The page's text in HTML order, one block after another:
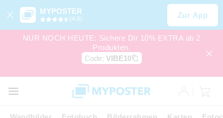
MYPOSTER
(4,6) Zur App
NUR NOCH HEUTE: Sichere Dir 10% EXTRA ab 2
Produkten.
Code: VIBE10